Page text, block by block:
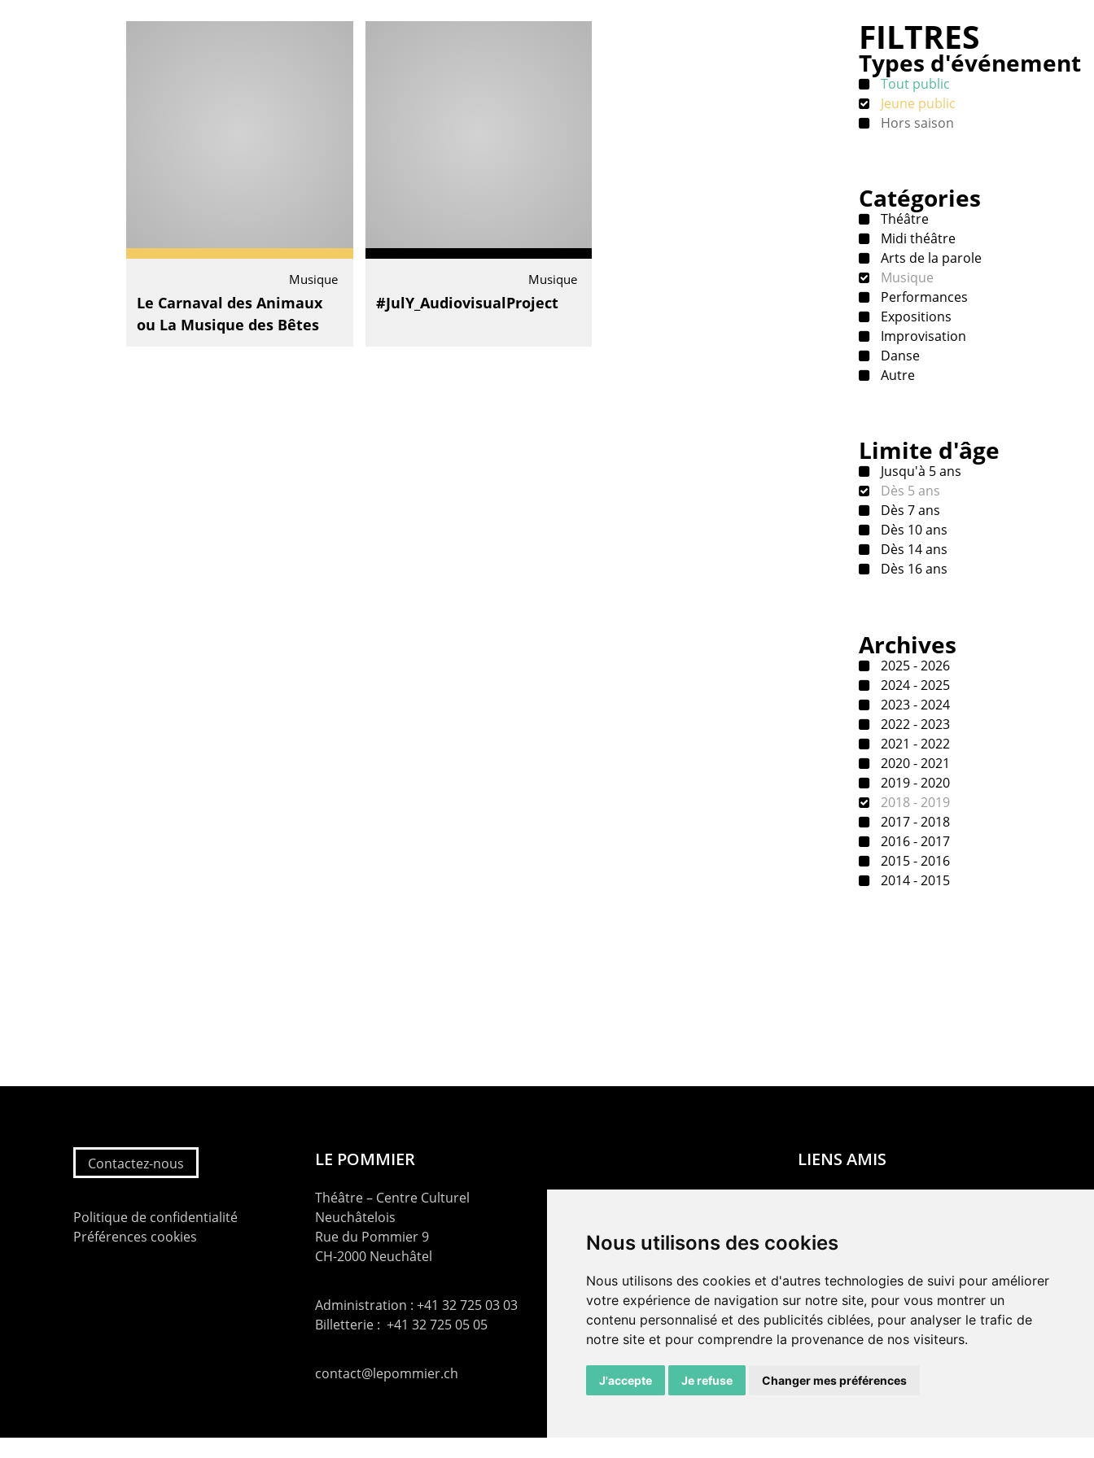
Nous utilisons des cookies
Nous utilisons des cookies et d'autres technologies de suivi pour améliorer
votre expérience de navigation sur notre site, pour vous montrer un
contenu personnalisé et des publicités ciblées, pour analyser le trafic de
notre site et pour comprendre la provenance de nos visiteurs.
J'accepte Je refuse Changer mes préférences
Musique
Le Carnaval des Animaux
ou La Musique des Bêtes
Musique
#JulY_AudiovisualProject
FILTRES
Types d'événement
Tout public
Jeune public
Hors saison
Catégories
Théâtre
Midi théâtre
Arts de la parole
Musique
Performances
Expositions
Improvisation
Danse
Autre
Limite d'âge
Jusqu'à 5 ans
Dès 5 ans
Dès 7 ans
Dès 10 ans
Dès 14 ans
Dès 16 ans
Archives
2025 - 2026
2024 - 2025
2023 - 2024
2022 - 2023
2021 - 2022
2020 - 2021
2019 - 2020
2018 - 2019
2017 - 2018
2016 - 2017
2015 - 2016
2014 - 2015
Contactez-nous
Politique de confidentialité
Préférences cookies
LE POMMIER
Théâtre – Centre Culturel
Neuchâtelois
Rue du Pommier 9
CH-2000 Neuchâtel
Administration : +41 32 725 03 03
Billetterie : +41 32 725 05 05
contact@lepommier.ch
LIENS AMIS